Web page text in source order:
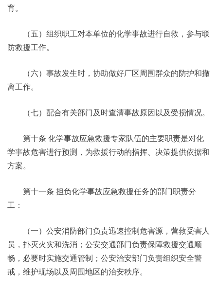
育。
（五）组织职工对本单位的化学事故进行自救，参与联
防救援工作。
（六）事故发生时，协助做好厂区周围群众的防护和撤
离工作。
（七）配合有关部门及时查清事故原因以及受损情况。
第十条 化学事故应急救援专家队伍的主要职责是对化
学事故危害进行预测，为救援行动的指挥、决策提供依据和
方案。
第十一条 担负化学事故应急救援任务的部门职责分
工：
（一）公安消防部门负责迅速控制危害源，营救受害人
员，扑灭火灾和洗消；公安交通部门负责保障救援交通顺
畅，必要时实施交通管制；公安治安部门负责组织安全警
戒，维护现场以及周围地区的治安秩序。